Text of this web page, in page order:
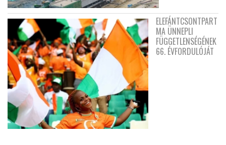
ELEFÁNTCSONTPART
MA ÜNNEPLI
FÜGGETLENSÉGÉNEK
66. ÉVFORDULÓJÁT